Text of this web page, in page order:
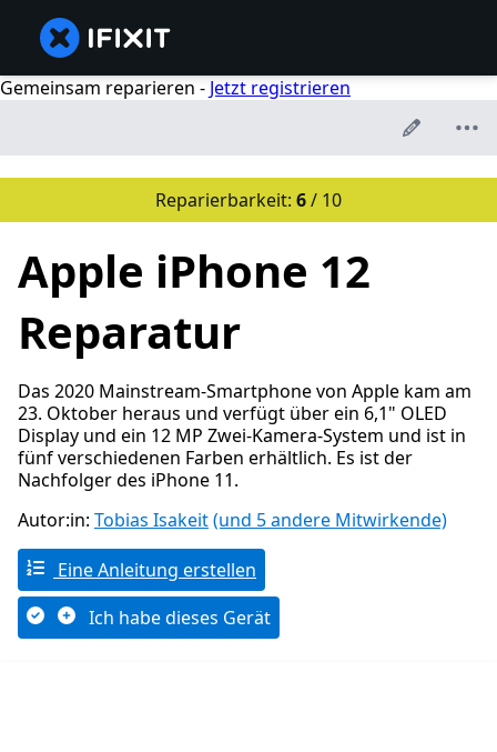
Gemeinsam reparieren - Jetzt registrieren
Reparierbarkeit: 6/ 10
Apple iPhone 12
Reparatur
Das 2020 Mainstream-Smartphone von Apple kam am
23. Oktober heraus und verfügt über ein 6,1" OLED
Display und ein 12 MP Zwei-Kamera-System und ist in
fünf verschiedenen Farben erhältlich. Es ist der
Nachfolger des iPhone 11.
Autor:in: Tobias Isakeit(und 5 andere Mitwirkende)
Eine Anleitung erstellen
Ich habe dieses Gerät